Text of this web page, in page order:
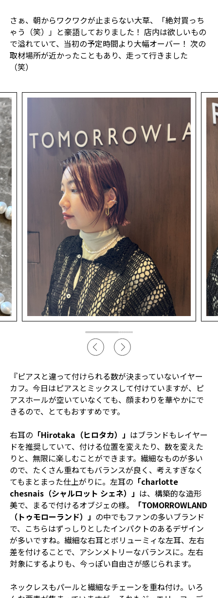
さぁ、朝からワクワクが止まらない大草、「絶対買っち
ゃう（笑）」と豪語しておりました！ 店内は欲しいもの
で溢れていて、当初の予定時間より大幅オーバー！ 次の
取材場所が近かったこともあり、走って行きました
（笑）
『ピアスと違って付けられる数が決まっていないイヤー
カフ。今日はピアスとミックスして付けていますが、ピ
アスホールが空いていなくても、顔まわりを華やかにで
きるので、とてもおすすめです。
右耳の 「Hirotaka（ヒロタカ）」 はブランドもレイヤー
ドを推奨していて、付ける位置を変えたり、数を変えた
りと、無限に楽しむことができます。繊細なものが多い
ので、たくさん重ねてもバランスが良く、考えすぎなく
てもまとまった仕上がりに。左耳の 「charlotte
chesnais（シャルロット シェネ）」 は、構築的な造形
美で、まるで付けるオブジェの様。
「TOMORROWLAND
（トゥモローランド）」 の中でもファンの多いブランド
で、こちらはずっしりとしたインパクトのあるデザイン
が多いですね。繊細な右耳とボリューミィな左耳、左右
差を付けることで、アシンメトリーなバランスに。左右
対象にするよりも、今っぽい自由さが感じられます。
ネックレスもパールと繊細なチェーンを重ね付け。いろ